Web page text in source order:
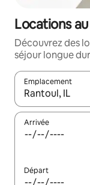
Locations
Découvrez des
séjour longue
Emplacement
Quand les
Arrivée
Départ